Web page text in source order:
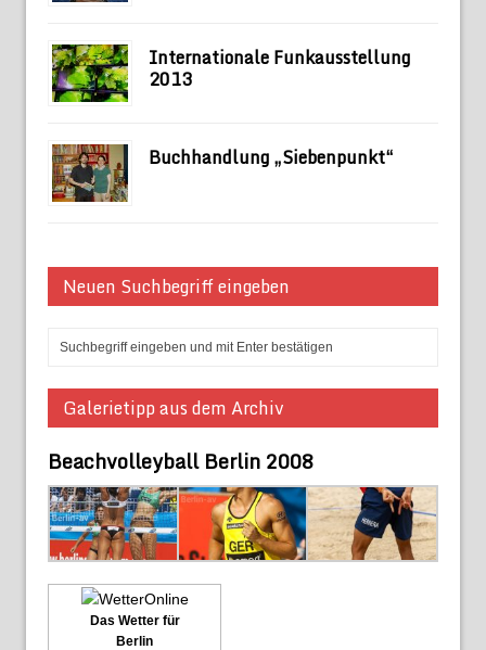
Internationale Funkausstellung
2013
Buchhandlung „Siebenpunkt“
Neuen Suchbegriff eingeben
Galerietipp aus dem Archiv
Beachvolleyball Berlin 2008
Das Wetter für
Berlin